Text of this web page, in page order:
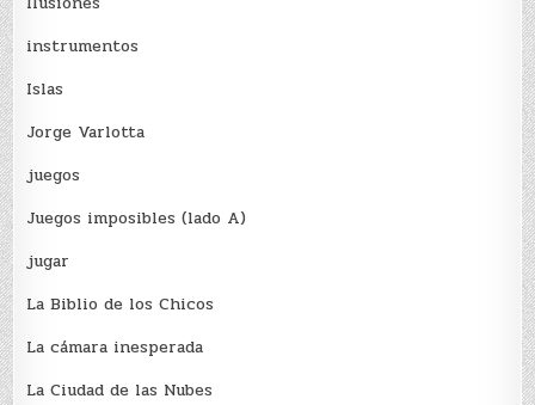
instrumentos
Islas
Jorge Varlotta
juegos
Juegos imposibles (lado A)
jugar
La Biblio de los Chicos
La cámara inesperada
La Ciudad de las Nubes